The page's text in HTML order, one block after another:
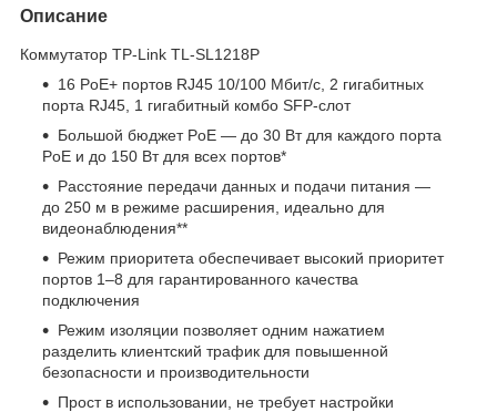
Описание
Коммутатор TP-Link TL-SL1218P
16 PoE+ портов RJ45 10/100 Мбит/с, 2 гигабитных
порта RJ45, 1 гигабитный комбо SFP‑слот
Большой бюджет PoE — до 30 Вт для каждого порта
PoE и до 150 Вт для всех портов*
Расстояние передачи данных и подачи питания —
до 250 м в режиме расширения, идеально для
видеонаблюдения**
Режим приоритета обеспечивает высокий приоритет
портов 1–8 для гарантированного качества
подключения
Режим изоляции позволяет одним нажатием
разделить клиентский трафик для повышенной
безопасности и производительности
Прост в использовании, не требует настройки